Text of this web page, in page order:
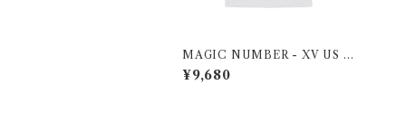
MAGIC NUMBER - XV US C
OTTON S/S T-SHIRT PAINT
ER BY NAOKO MIYAUCHI
¥9,680